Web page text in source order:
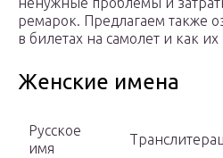
ремарок. Предлагаем также
в билетах на самолет и как их
Женские имена
Русское
имя